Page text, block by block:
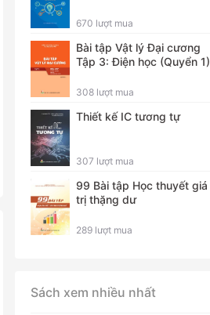
670 lượt mua
Bài tập Vật lý Đại cương
Tập 3: Điện học (Quyển 1)
308 lượt mua
Thiết kế IC tương tự
307 lượt mua
99 Bài tập Học thuyết giá
trị thặng dư
289 lượt mua
Sách xem nhiều nhất